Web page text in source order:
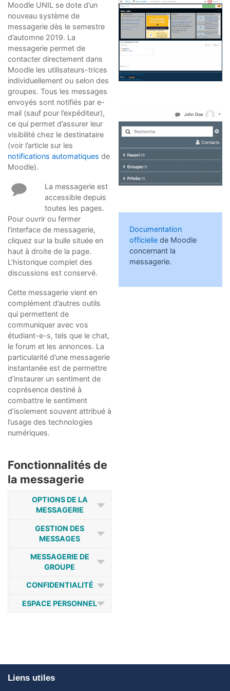
Moodle UNIL se dote d’un
nouveau système de
messagerie dès le semestre
d’automne 2019. La
messagerie permet de
contacter directement dans
Moodle les utilisateurs-trices
individuellement ou selon des
groupes. Tous les messages
envoyés sont notifiés par e-
mail (sauf pour l’expéditeur),
ce qui permet d’assurer leur
visibilité chez le destinataire
(voir l’article sur les
notifications automatiques de
Moodle).
La messagerie est
accessible depuis
toutes les pages.
Pour ouvrir ou fermer
l’interface de messagerie,
cliquez sur la bulle située en
haut à droite de la page.
L’historique complet des
discussions est conservé.
Cette messagerie vient en
complément d’autres outils
qui permettent de
communiquer avec vos
étudiant-e-s, tels que le chat,
le forum et les annonces. La
particularité d’une messagerie
instantanée est de permettre
d’instaurer un sentiment de
coprésence destiné à
combattre le sentiment
d’isolement souvent attribué à
l’usage des technologies
numériques.
Fonctionnalités de
la messagerie
OPTIONS DE LA
MESSAGERIE
GESTION DES
MESSAGES
MESSAGERIE DE
GROUPE
CONFIDENTIALITÉ
ESPACE PERSONNEL
Documentation
officielle de Moodle
concernant la
messagerie.
Liens utiles